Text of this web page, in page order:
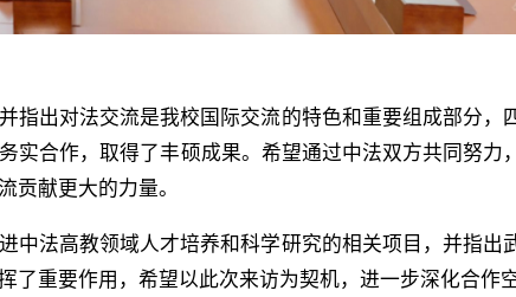
指出对法交流是我校国际交流的特色和重要组成部分，
实合作，取得了丰硕成果。希望通过中法双方共同努力
贡献更大的力量。
中法高教领域人才培养和科学研究的相关项目，并指出
了重要作用，希望以此次来访为契机，进一步深化合作